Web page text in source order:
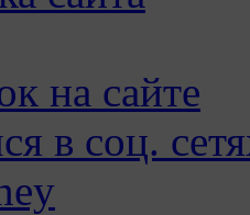
на сайте
в соц.